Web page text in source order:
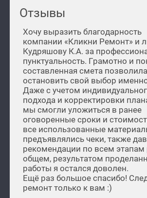
Отзывы
Хочу выразить благодарность
компании «Кликни Ремонт» и
Кудряшову К.А. за
пунктуальность. Грамотно и
составленная смета позволила
остановить свой выбор
Даже с учетом
подхода и корректировки
мы смогли уложиться в ранее
оговоренные сроки и
все использованные
предъявлялись чеки, также
рекомендации по всем этапам
общем, результатом
работы я остался доволен.
Ещё раз большое спасибо!
ремонт только к вам :)